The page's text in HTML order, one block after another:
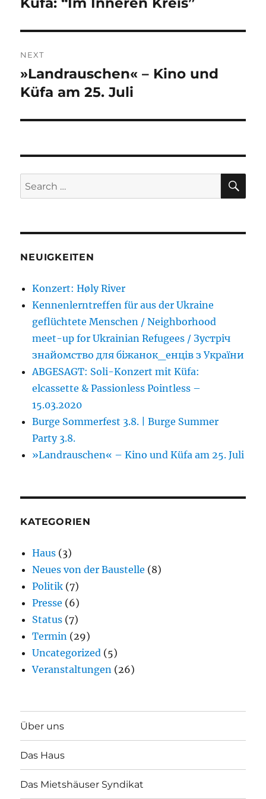
NEXT
Next
post:
»Landrauschen« – Kino und
Küfa am 25. Juli
Search
for:
NEUIGKEITEN
Konzert: Høly River
Kennenlerntreffen für aus der Ukraine
geflüchtete Menschen / Neighborhood
meet-up for Ukrainian Refugees / Зустріч
знайомство для біжанок_енців з України
ABGESAGT: Soli-Konzert mit Küfa:
elcassette & Passionless Pointless –
15.03.2020
Burge Sommerfest 3.8. | Burge Summer
Party 3.8.
»Landrauschen« – Kino und Küfa am 25. Juli
KATEGORIEN
Haus (3)
Neues von der Baustelle (8)
Politik (7)
Presse (6)
Status (7)
Termin (29)
Uncategorized (5)
Veranstaltungen (26)
Über uns
Das Haus
Das Mietshäuser Syndikat